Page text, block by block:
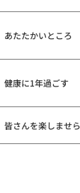
あたたかいところ
健康に1年過ごす
皆さんを楽しませ